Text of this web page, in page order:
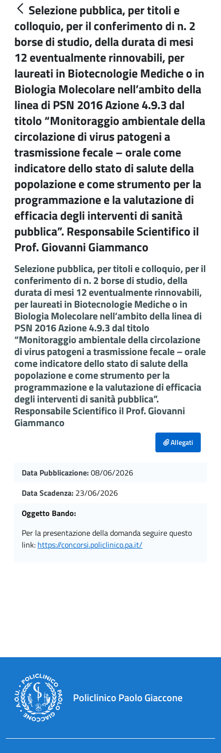
Selezione pubblica, per titoli e
colloquio, per il conferimento di n. 2
borse di studio, della durata di mesi
12 eventualmente rinnovabili, per
laureati in Biotecnologie Mediche o in
Biologia Molecolare nell’ambito della
linea di PSN 2016 Azione 4.9.3 dal
titolo “Monitoraggio ambientale della
circolazione di virus patogeni a
trasmissione fecale – orale come
indicatore dello stato di salute della
popolazione e come strumento per la
programmazione e la valutazione di
efficacia degli interventi di sanità
pubblica”. Responsabile Scientifico il
Prof. Giovanni Giammanco
Selezione pubblica, per titoli e colloquio, per il
conferimento di n. 2 borse di studio, della
durata di mesi 12 eventualmente rinnovabili,
per laureati in Biotecnologie Mediche o in
Biologia Molecolare nell’ambito della linea di
PSN 2016 Azione 4.9.3 dal titolo
“Monitoraggio ambientale della circolazione
di virus patogeni a trasmissione fecale – orale
come indicatore dello stato di salute della
popolazione e come strumento per la
programmazione e la valutazione di efficacia
degli interventi di sanità pubblica”.
Responsabile Scientifico il Prof. Giovanni
Giammanco
Allegati
Data Pubblicazione:08/06/2026
Data Scadenza: 23/06/2026
Oggetto Bando:
per la presentazione della domanda seguire questo
link: https://concorsi.policlinico.pa.it/
Policlinico Paolo Giaccone